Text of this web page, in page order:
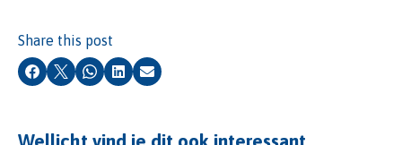
Share this post
Facebook
X Whatsapp
LinkedIn
Email
Wellicht vind je dit ook interessant